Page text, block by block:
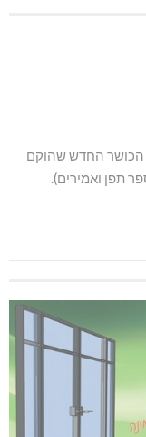
חדר הכושר החדש שהוקם
תפן ואמירים).